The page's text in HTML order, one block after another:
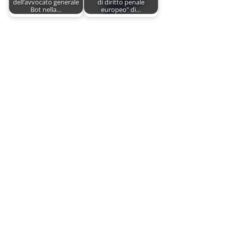
dell’avvocato generale
Bot nella…
di diritto penale
europeo" di…